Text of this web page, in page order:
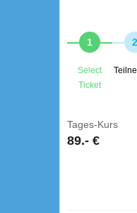
1
Select
Ticket
2
Tages-Kurs
89.- €